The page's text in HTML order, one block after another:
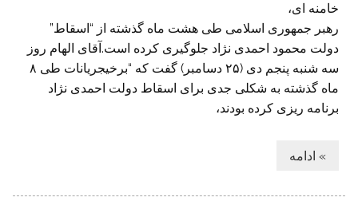
خامنه ای،
رهبر جمهوری اسلامی طی هشت ماه گذشته از “اسقاط”
دولت محمود احمدی نژاد جلوگیری کرده است.آقای الهام روز
سه شنبه پنجم دی (۲۵ دسامبر) گفت که “برخیجریانات طی ۸
ماه گذشته به شکلی جدی برای اسقاط دولت احمدی نژاد
برنامه ریزی کرده بودند،
» ادامه